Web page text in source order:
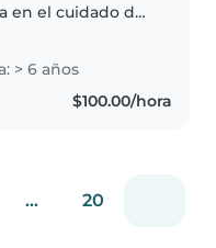
en el cuidado de
y tengo
primeros
un ambiente..
> 6 años
$100.00/hora
... 20